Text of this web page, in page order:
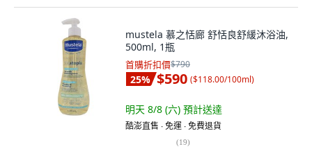
mustela 慕之恬廊 舒恬良舒緩沐浴油,
500ml, 1瓶
首購折扣價$790
25% $590 ($118.00/100ml)
明天 8/8 (六) 預計送達
酷澎直售 ∙ 免運 ∙ 免費退貨
(19)